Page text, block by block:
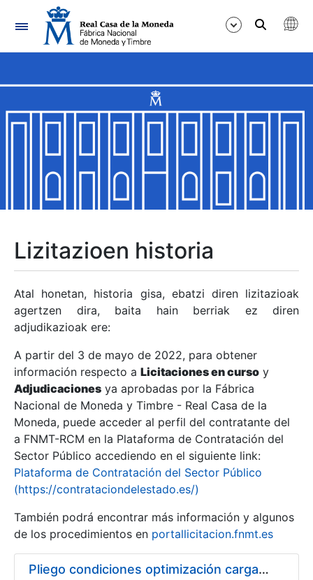
Nabigazioa
Erakutsi/Ezkutatu
Erakutsi/Ezkutatu
Erakutsi/Ezkutatu
Erakutsi/Ezkutatu
Erakutsi/Ezkutatu
Erakutsi/Ezkutatu
Erakutsi/Ezkutatu
Lizitazioen historia
Atal honetan, historia gisa, ebatzi diren lizitazioak
agertzen dira, baita hain berriak ez diren
adjudikazioak ere:
A partir del 3 de mayo de 2022, para obtener
información respecto a Licitaciones en curso y
Adjudicaciones ya aprobadas por la Fábrica
Nacional de Moneda y Timbre - Real Casa de la
Moneda, puede acceder al perfil del contratante del
a FNMT-RCM en la Plataforma de Contratación del
Sector Público accediendo en el siguiente link:
Plataforma de Contratación del Sector Público
(https://contrataciondelestado.es/)
También podrá encontrar más información y algunos
de los procedimientos en portallicitacion.fnmt.es
Pliego condiciones optimización cargas compras firmado